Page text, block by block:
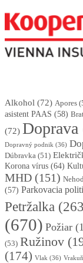
Alkohol (72) Apores
asistent PAAS (58)
(72) Doprava
Dopravný podnik (36)
Dúbravka (51)
Korona vírus (64)
MHD (151)
(57) Parkovacia
Petržalka
(670) Požiar
(53) Ružinov
(174) Vlak (36)